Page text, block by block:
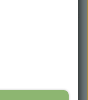
-
og Coach
får du lavet
bodyage, fedt,